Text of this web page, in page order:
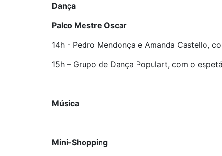
Dança
Palco Mestre Oscar
14h - Pedro Mendonça e Amanda Castello,
15h – Grupo de Dança Populart, com o
Música
Mini-Shopping